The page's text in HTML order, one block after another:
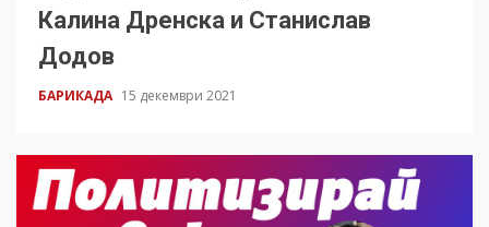
Калина Дренска и Станислав
Додов
БАРИКАДА 15 декември 2021